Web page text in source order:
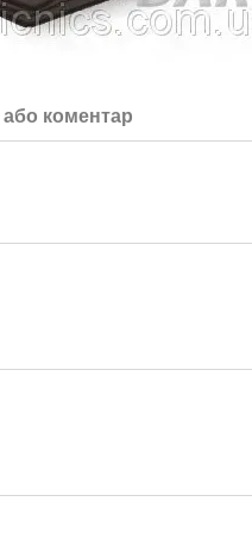
або коментар